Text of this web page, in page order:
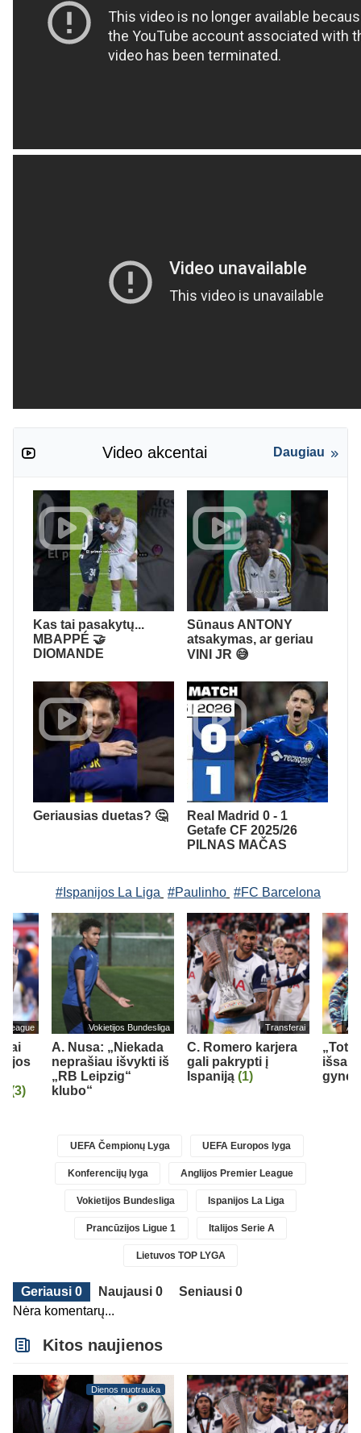
Video akcentai Daugiau
Kas tai pasakytų...
MBAPPÉ 🤝
DIOMANDE
Sūnaus ANTONY
atsakymas, ar geriau
VINI JR 😅
Geriausias duetas? 🤔
Real Madrid 0 - 1
Getafe CF 2025/26
PILNAS MAČAS
#Ispanijos La Liga #Paulinho #FC Barcelona
League
(3)
Vokietijos Bundesliga
A. Nusa: „Niekada
neprašiau išvykti iš
„RB Leipzig“
klubo“
Transferai
C. Romero karjera
gali pakrypti į
Ispaniją (1)
UEFA Čempionų Lyga UEFA Europos lyga
Konferencijų lyga Anglijos Premier League
Vokietijos Bundesliga Ispanijos La Liga
Prancūzijos Ligue 1 Italijos Serie A
Lietuvos TOP LYGA
Geriausi 0 Naujausi 0
Seniausi 0
Nėra komentarų...
Kitos naujienos
Dienos nuotrauka